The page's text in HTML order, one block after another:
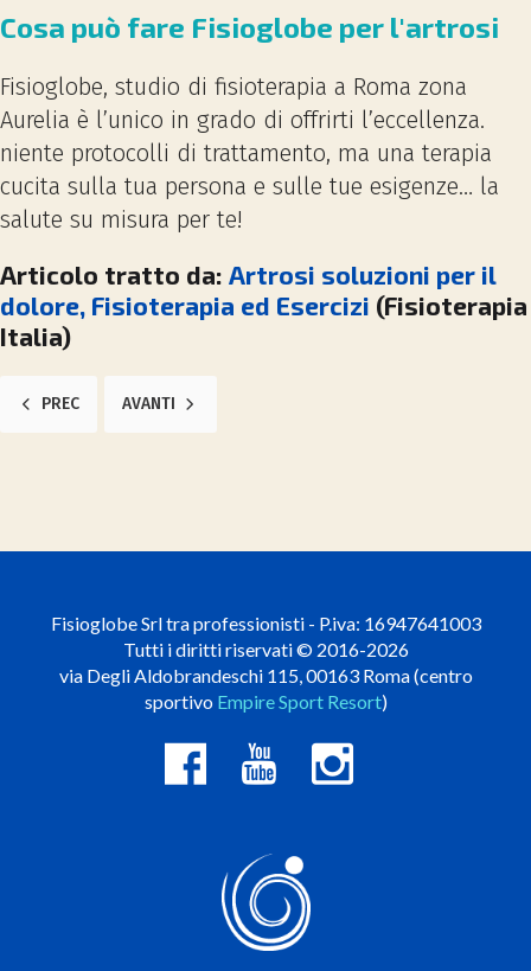
Cosa può fare Fisioglobe per l'artrosi
Fisioglobe, studio di fisioterapia a Roma zona
Aurelia è l’unico in grado di offrirti l’eccellenza.
niente protocolli di trattamento, ma una terapia
cucita sulla tua persona e sulle tue esigenze… la
salute su misura per te!
Articolo tratto da: Artrosi soluzioni per il
dolore, Fisioterapia ed Esercizi (Fisioterapia
Italia)
ARTICOLO PRECEDENTE: PROTESI DELL'ANCA, RIABILITAZIONE E
PREC ARTICOLO SUCCESSIVO: PUBALGIA E DOLORE
AVANTI
Fisioglobe Srl tra professionisti - P.iva: 16947641003
Tutti i diritti riservati © 2016-2026
via Degli Aldobrandeschi 115, 00163 Roma (centro
sportivo Empire Sport Resort)